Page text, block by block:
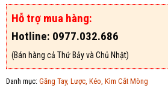
Hỗ trợ mua hàng:
Hotline: 0977.032.686
(Bán hàng cả Thứ Bảy và Chủ Nhật)
Danh mục: Găng Tay, Lược, Kéo, Kìm Cắt Mòng